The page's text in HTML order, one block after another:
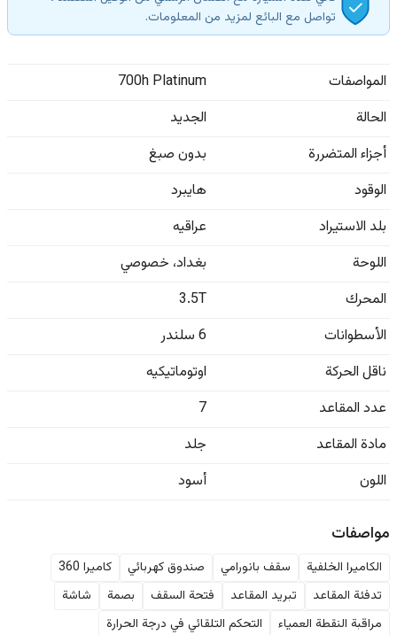
تواصل مع البائع لمزيد من المعلومات.
المواصفات
700h Platinum
الحالة
الجديد
أجزاء المتضررة
بدون صبغ
الوقود
هايبرد
بلد الاستيراد
عراقيه
اللوحة
بغداد، خصوصي
المحرك
3.5T
الأسطوانات
6 سلندر
ناقل الحركة
اوتوماتيكيه
عدد المقاعد
7
مادة المقاعد
جلد
اللون
أسود
مواصفات
الكاميرا الخلفية سقف بانورامي صندوق كهربائي
كاميرا 360
تدفئة المقاعد
تبريد المقاعد فتحة السقف بصمة
شاشة
مراقبة النقطة العمياء
التحكم التلقائي في درجة الحرارة